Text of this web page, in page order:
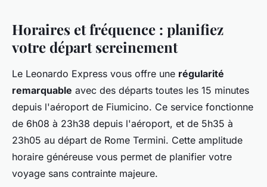
Horaires et fréquence : planifiez
votre départ sereinement
Le Leonardo Express vous offre une régularité
remarquable avec des départs toutes les 15 minutes
depuis l'aéroport de Fiumicino. Ce service fonctionne
de 6h08 à 23h38 depuis l'aéroport, et de 5h35 à
23h05 au départ de Rome Termini. Cette amplitude
horaire généreuse vous permet de planifier votre
voyage sans contrainte majeure.